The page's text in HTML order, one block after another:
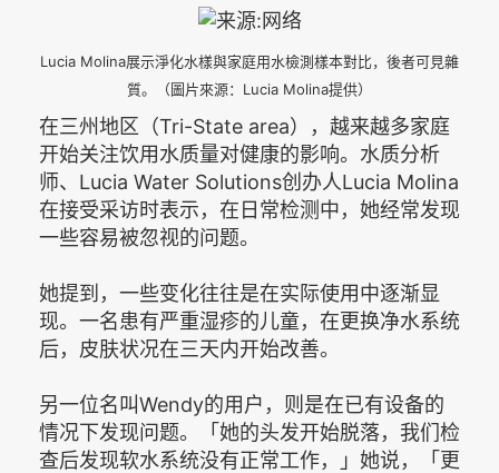
Lucia Molina展示淨化水樣與家庭用水檢測樣本對比，後者可見雜
質。（圖片來源：Lucia Molina提供）
在三州地区（Tri-State area），越来越多家庭
开始关注饮用水质量对健康的影响。水质分析
师、Lucia Water Solutions创办人Lucia Molina
在接受采访时表示，在日常检测中，她经常发现
一些容易被忽视的问题。
她提到，一些变化往往是在实际使用中逐渐显
现。一名患有严重湿疹的儿童，在更换净水系统
后，皮肤状况在三天内开始改善。
另一位名叫Wendy的用户，则是在已有设备的
情况下发现问题。「她的头发开始脱落，我们检
查后发现软水系统没有正常工作，」她说，「更